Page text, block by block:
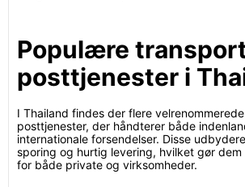
Populære
posttjenester i
I Thailand findes der flere
posttjenester, der håndterer både
internationale forsendelser. Disse
sporing og hurtig levering, hvilket gør
for både private og virksomheder.